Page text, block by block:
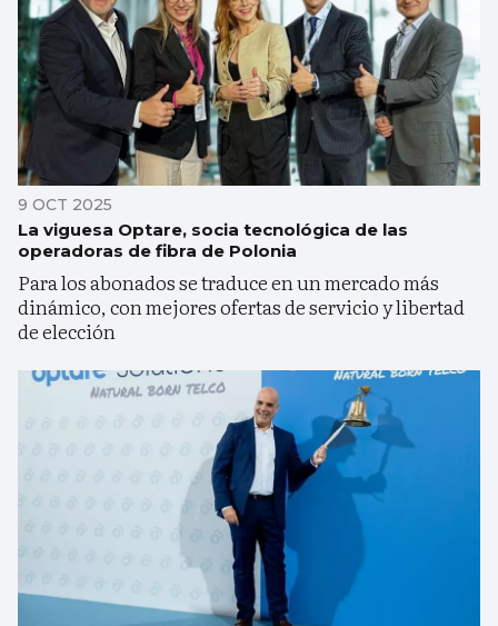
9 OCT 2025
La viguesa Optare, socia tecnológica de las
operadoras de fibra de Polonia
Para los abonados se traduce en un mercado más
dinámico, con mejores ofertas de servicio y libertad
de elección